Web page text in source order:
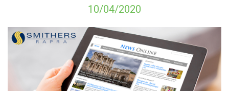
10/04/2020